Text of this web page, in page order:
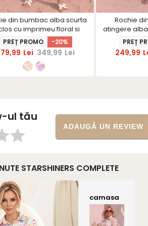
din bumbac alba scurta
cu imprimeu floral si
curea
PREȚ PROMO -20%
Lei 349,99 Lei
Rochie
atingere
PREȚ
249,99
ul tău
ADAUGĂ UN REVIEW
STARSHINERS COMPLETE
camasa